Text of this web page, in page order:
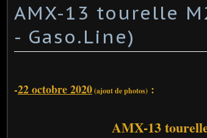
AMX-13 tourelle
- Gaso.Line)
-22 octobre 2020(ajout de photos) :
AMX-13